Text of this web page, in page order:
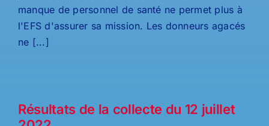
manque de personnel de santé ne permet plus à
l'EFS d'assurer sa mission. Les donneurs agacés
ne [...]
Résultats de la collecte du 12 juillet